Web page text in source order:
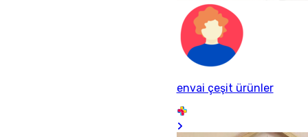
envai çeşit ürünler